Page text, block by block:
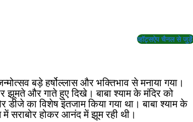
व्हॉट्सऐप चैनल से जुड़ें
बड़े हर्षोल्लास और भक्तिभाव से मनाया गया।
और गाते हुए दिखे। बाबा श्याम के मंदिर को
का विशेष इंतजाम किया गया था। बाबा श्याम के
में सराबोर होकर आनंद में झूम रही थी।